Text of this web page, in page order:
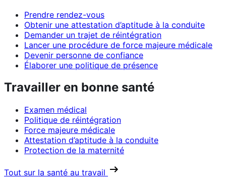
Prendre rendez-vous
Obtenir une attestation d’aptitude à la conduite
Demander un trajet de réintégration
Lancer une procédure de force majeure médicale
Devenir personne de confiance
Élaborer une politique de présence
Travailler en bonne santé
Examen médical
Politique de réintégration
Force majeure médicale
Attestation d’aptitude à la conduite
Protection de la maternité
Tout sur la santé au travail